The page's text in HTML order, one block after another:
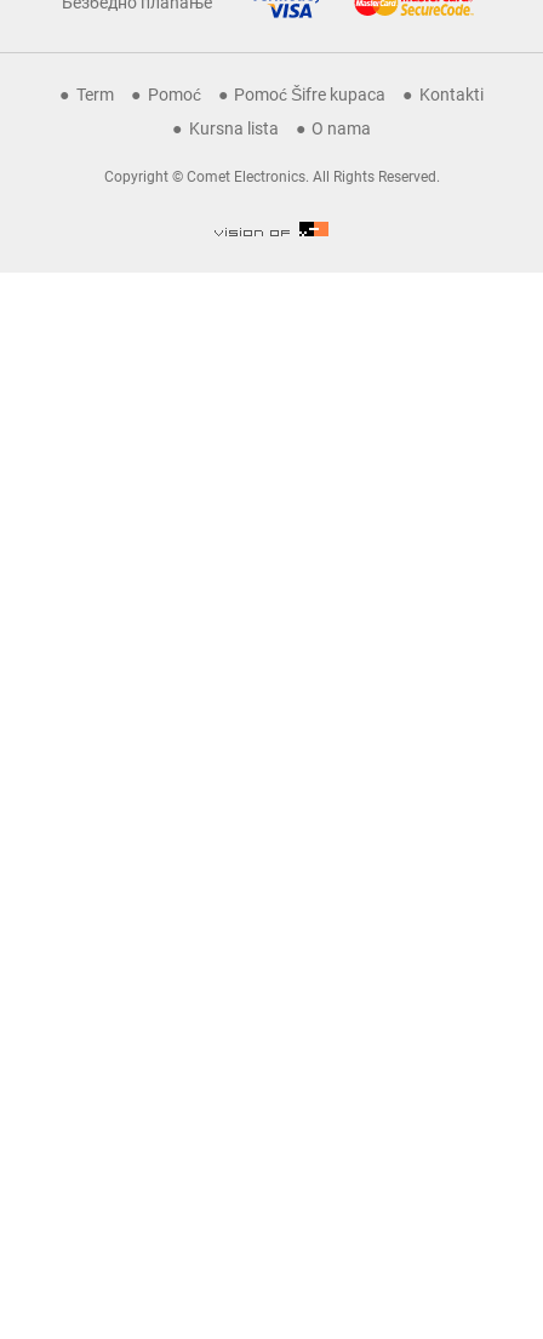
Term Pomoć Pomoć Šifre kupaca
Kontakti
Kursna lista
O nama
Copyright © Comet Electronics. All Rights Reserved.